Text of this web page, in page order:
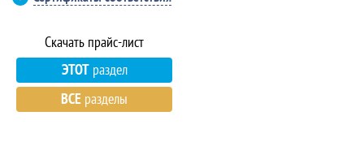
ЭТОТраздел
ВСЕ разделы